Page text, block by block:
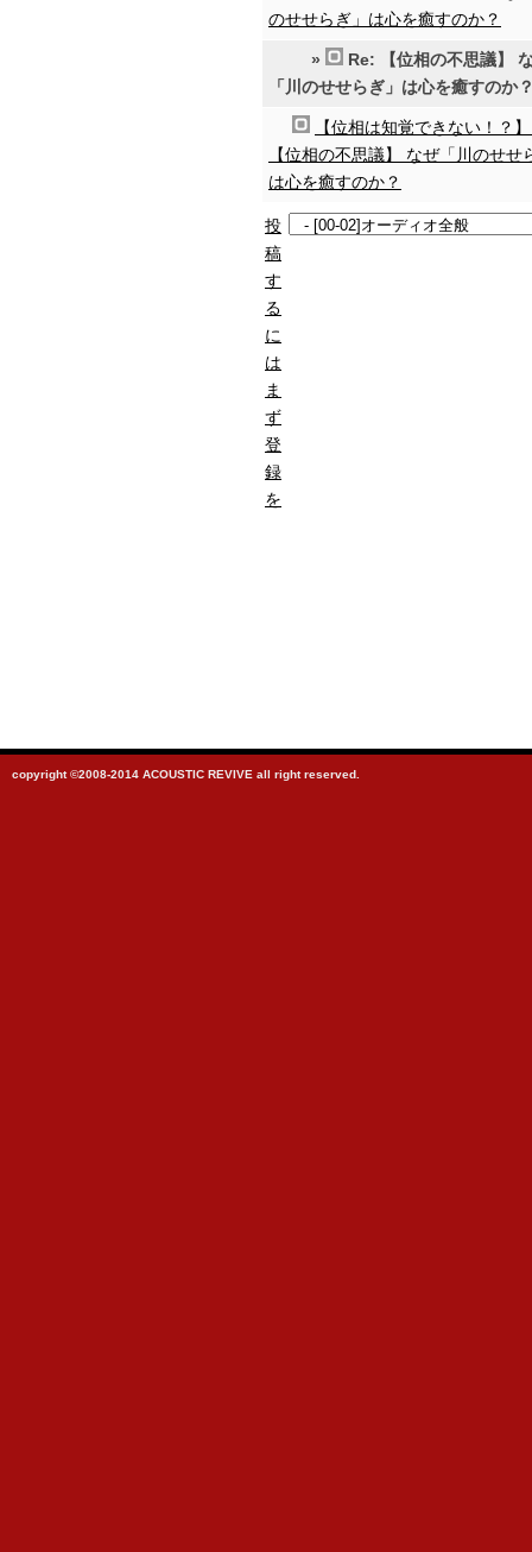
のせせらぎ」は心を癒すのか？
»
Re: 【位相の不思議】
「川のせせらぎ」は心を癒すのか
【位相は知覚できない！？
【位相の不思議】 なぜ「川のせせ
は心を癒すのか？
投
稿
す
る
に
は
ま
ず
登
録
を
copyright ©2008-2014 ACOUSTIC REVIVE all right reserved.